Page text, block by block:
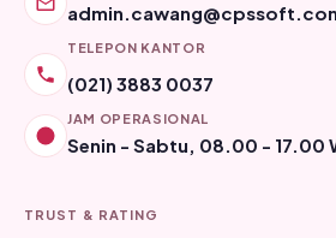
TELEPON KANTOR
(021) 3883 0037
JAM OPERASIONAL
Senin - Sabtu, 08.00 - 17.00
TRUST & RATING